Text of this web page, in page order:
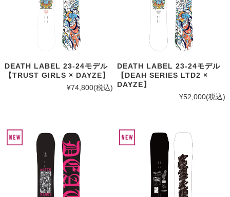
DEATH LABEL 23-24モデル
【TRUST GIRLS × DAYZE】
¥74,800(税込)
DEATH LABEL 23-24モデル
【DEAH SERIES LTD2 ×
DAYZE】
¥52,000(税込)